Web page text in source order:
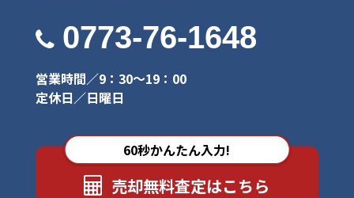
0773-76-1648
営業時間／9：30～19：00
定休日／日曜日
60秒かんたん入力!
売却無料査定はこちら